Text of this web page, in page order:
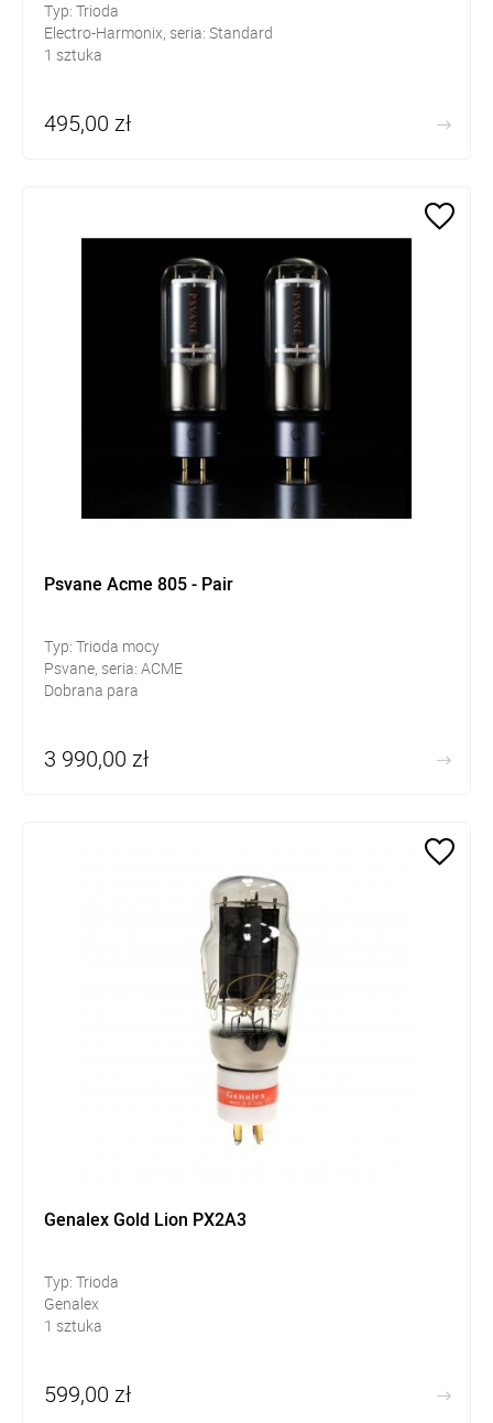
Typ: Trioda
Electro-Harmonix, seria: Standard
1 sztuka
495,00 zł
Psvane Acme 805 - Pair
Typ: Trioda mocy
Psvane, seria: ACME
Dobrana para
3 990,00 zł
Genalex Gold Lion PX2A3
Typ: Trioda
Genalex
1 sztuka
599,00 zł